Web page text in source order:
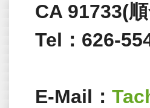
CA 91733(順
Tel：626-
E-Mail：